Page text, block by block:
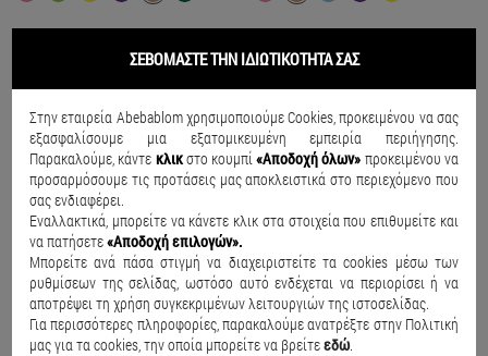
ΣΕΒΟΜΑΣΤΕ ΤΗΝ ΙΔΙΩΤΙΚΟΤΗΤΑ ΣΑΣ
Στην εταιρεία Abebablom χρησιμοποιούμε Cookies, προκειμένου να σας
εξασφαλίσουμε μια εξατομικευμένη εμπειρία περιήγησης.
Παρακαλούμε, κάντε κλικστο κουμπί«Αποδοχή όλων» προκειμένου να
προσαρμόσουμε τις προτάσεις μας αποκλειστικά στο περιεχόμενο που
σας ενδιαφέρει.
Εναλλακτικά, μπορείτε να κάνετε κλικ στα στοιχεία που επιθυμείτε και
να πατήσετε«Αποδοχή επιλογών».
Μπορείτε ανά πάσα στιγμή να διαχειριστείτε τα cookies μέσω των
ρυθμίσεων της σελίδας, ωστόσο αυτό ενδέχεται να περιορίσει ή να
αποτρέψει τη χρήση συγκεκριμένων λειτουργιών της ιστοσελίδας.
Για περισσότερες πληροφορίες, παρακαλούμε ανατρέξτε στην Πολιτική
μας για τα cookies, την οποία μπορείτε να βρείτεεδώ.